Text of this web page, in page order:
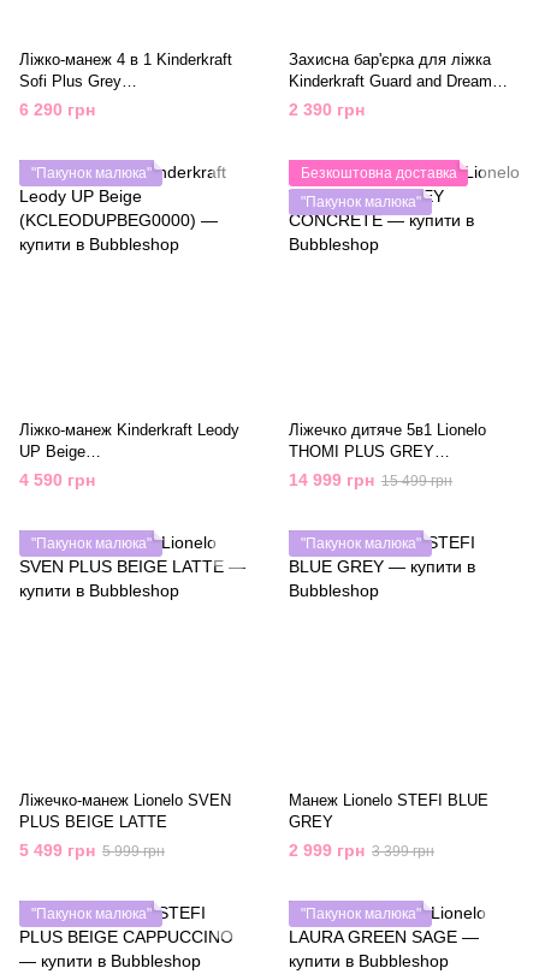
Ліжко-манеж 4 в 1 Kinderkraft
Sofi Plus Grey
(KLSOFIPLGRY0000)
6 290 грн
Захисна бар'єрка для ліжка
Kinderkraft Guard and Dream
Black (KAGUDR00BLK0000)
2 390 грн
"Пакунок малюка"
Ліжко-манеж Kinderkraft Leody
UP Beige
(KCLEODUPBEG0000)
4 590 грн
Безкоштовна доставка
"Пакунок малюка"
Ліжечко дитяче 5в1 Lionelo
THOMI PLUS GREY
CONCRETE
14 999 грн 15 499 грн
"Пакунок малюка"
Ліжечко-манеж Lionelo SVEN
PLUS BEIGE LATTE
5 499 грн 5 999 грн
"Пакунок малюка"
Манеж Lionelo STEFI BLUE
GREY
2 999 грн 3 399 грн
"Пакунок малюка" "Пакунок малюка"